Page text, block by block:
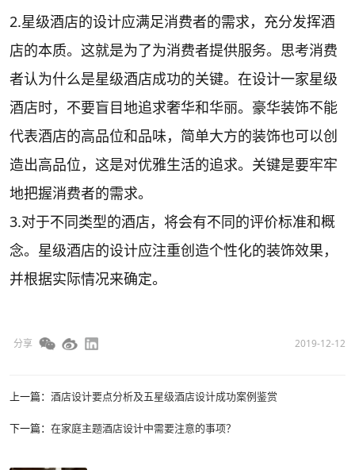
2.星级酒店的设计应满足消费者的需求，充分发挥酒
店的本质。这就是为了为消费者提供服务。思考消费
者认为什么是星级酒店成功的关键。在设计一家星级
酒店时，不要盲目地追求奢华和华丽。豪华装饰不能
代表酒店的高品位和品味，简单大方的装饰也可以创
造出高品位，这是对优雅生活的追求。关键是要牢牢
地把握消费者的需求。
3.对于不同类型的酒店，将会有不同的评价标准和概
念。星级酒店的设计应注重创造个性化的装饰效果，
并根据实际情况来确定。
分享 2019-12-12
上一篇： 酒店设计要点分析及五星级酒店设计成功案例鉴赏
下一篇： 在家庭主题酒店设计中需要注意的事项？